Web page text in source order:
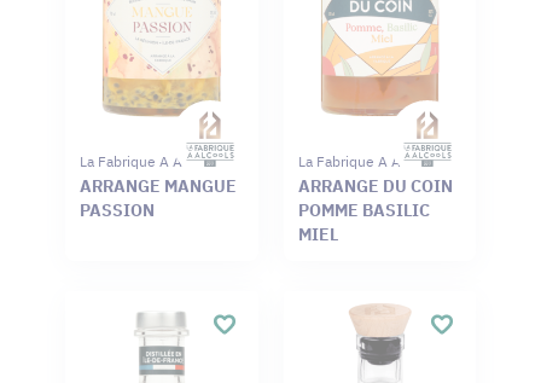
La Fabrique A Alcools
ARRANGE MANGUE
PASSION
La Fabrique A Alcools
ARRANGE DU COIN
POMME BASILIC
MIEL